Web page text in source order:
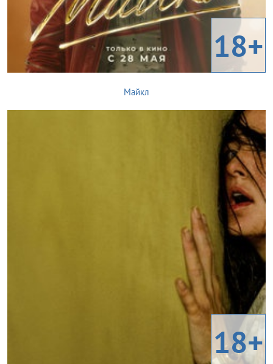
18+
Майкл
18+